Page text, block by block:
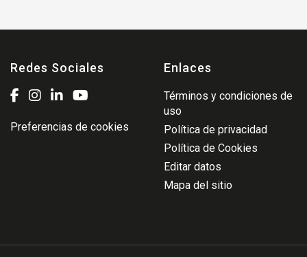
Redes Sociales
Preferencias de cookies
Enlaces
Términos y condiciones de
uso
Política de privacidad
Política de Cookies
Editar datos
Mapa del sitio